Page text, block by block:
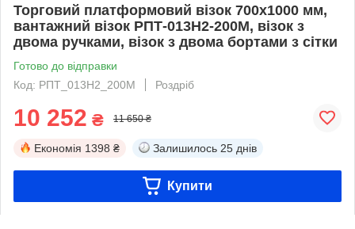
Торговий платформовий візок 700х1000 мм,
вантажний візок РПТ-013Н2-200М, візок з
двома ручками, візок з двома бортами з сітки
Готово до відправки
Код: РПТ_013Н2_200М
Роздріб
10 252 ₴ 11 650 ₴
Економія 1398 ₴ Залишилось 25 днів
Купити